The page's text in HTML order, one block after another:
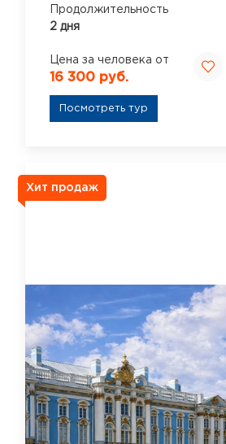
Продолжительность
2 дня
Цена за человека от
16 300 руб.
Посмотреть тур
Хит продаж